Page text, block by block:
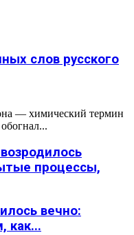
слов русского
— химический термин
процессы,
вечно:
как...